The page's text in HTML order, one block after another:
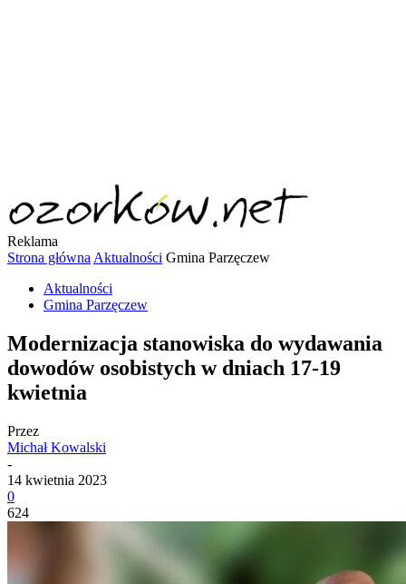
Reklama
Strona główna Aktualności Gmina Parzęczew
Aktualności
Gmina Parzęczew
Modernizacja stanowiska do wydawania
dowodów osobistych w dniach 17-19
kwietnia
Przez
Michał Kowalski
-
14 kwietnia 2023
0
624